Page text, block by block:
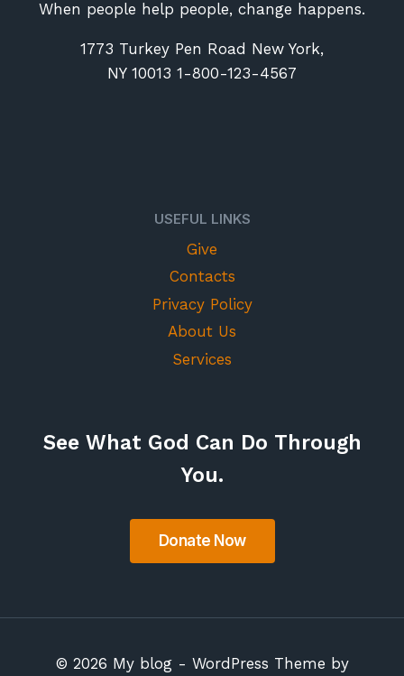
When people help people, change happens.
1773 Turkey Pen Road New York,
NY 10013 1-800-123-4567
USEFUL LINKS
Give
Contacts
Privacy Policy
About Us
Services
See What God Can Do Through
You.
© 2026 My blog - WordPress Theme by